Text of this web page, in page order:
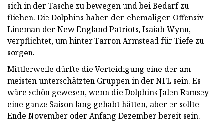
sich in der Tasche zu bewegen und bei Bedarf zu
fliehen. Die Dolphins haben den ehemaligen Offensiv-
Lineman der New England Patriots, Isaiah Wynn,
verpflichtet, um hinter Tarron Armstead für Tiefe zu
sorgen.
Mittlerweile dürfte die Verteidigung eine der am
meisten unterschätzten Gruppen in der NFL sein. Es
wäre schön gewesen, wenn die Dolphins Jalen Ramsey
eine ganze Saison lang gehabt hätten, aber er sollte
Ende November oder Anfang Dezember bereit sein.